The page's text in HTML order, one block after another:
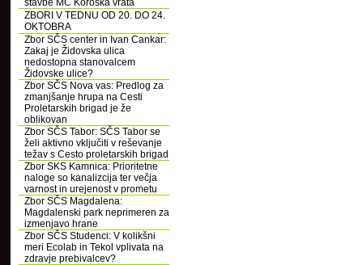
stavbe MČ Koroška vrata
ZBORI V TEDNU OD 20. DO 24.
OKTOBRA
Zbor SČS center in Ivan Cankar:
Zakaj je Židovska ulica
nedostopna stanovalcem
Židovske ulice?
Zbor SČS Nova vas: Predlog za
zmanjšanje hrupa na Cesti
Proletarskih brigad je že
oblikovan
Zbor SČS Tabor: SČS Tabor se
želi aktivno vključiti v reševanje
težav s Cesto proletarskih brigad
Zbor SKS Kamnica: Prioritetne
naloge so kanalizcija ter večja
varnost in urejenost v prometu
Zbor SČS Magdalena:
Magdalenski park neprimeren za
izmenjavo hrane
Zbor SČS Studenci: V kolikšni
meri Ecolab in Tekol vplivata na
zdravje prebivalcev?